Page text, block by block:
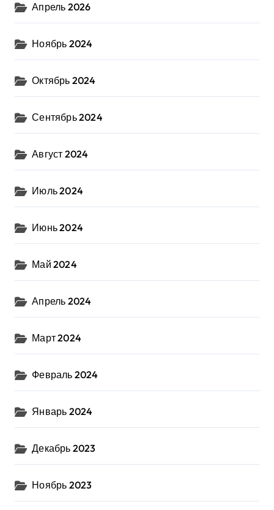
Апрель 2026
Ноябрь 2024
Октябрь 2024
Сентябрь 2024
Август 2024
Июль 2024
Июнь 2024
Май 2024
Апрель 2024
Март 2024
Февраль 2024
Январь 2024
Декабрь 2023
Ноябрь 2023